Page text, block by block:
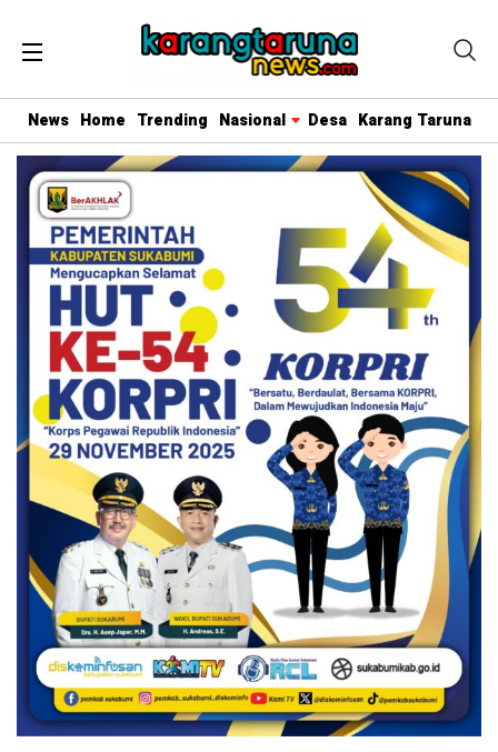
News Home Trending Nasional Desa Karang Taruna